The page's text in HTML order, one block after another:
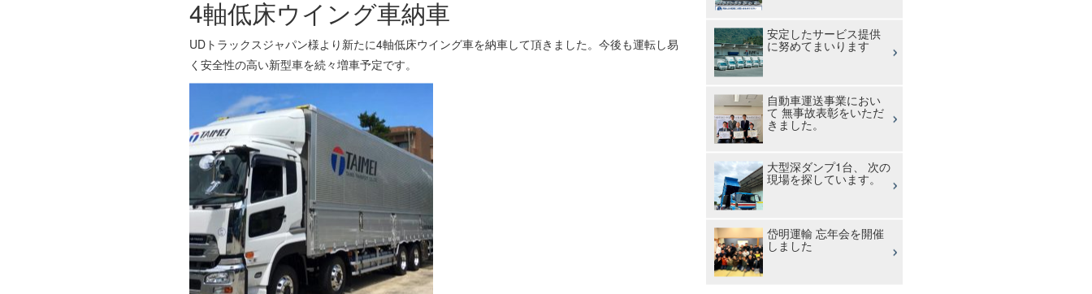
4軸低床ウイング車納車
UDトラックスジャパン様より新たに4軸低床ウイング車を納車して頂きました。今後も運転し易
く安全性の高い新型車を続々増車予定です。
安定したサービス提供
に努めてまいります
自動車運送事業におい
て 無事故表彰をいただ
きました。
大型深ダンプ1台、 次の
現場を探しています。
岱明運輸 忘年会を開催
しました